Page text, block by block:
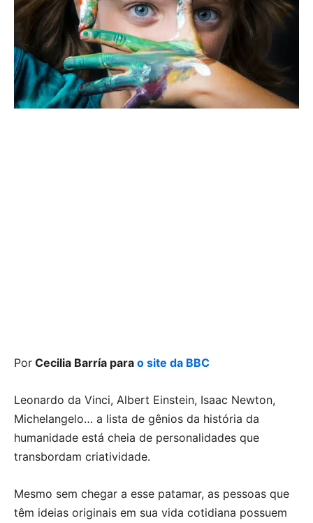
Por Cecilia Barría para o site da BBC
Leonardo da Vinci, Albert Einstein, Isaac Newton,
Michelangelo… a lista de gênios da história da
humanidade está cheia de personalidades que
transbordam criatividade.
Mesmo sem chegar a esse patamar, as pessoas que
têm ideias originais em sua vida cotidiana possuem